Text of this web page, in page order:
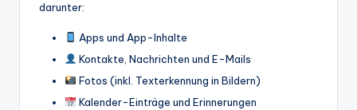
darunter:
Apps und App-Inhalte
Kontakte, Nachrichten und E-Mails
Fotos (inkl. Texterkennung in Bildern)
Kalender-Einträge und Erinnerungen